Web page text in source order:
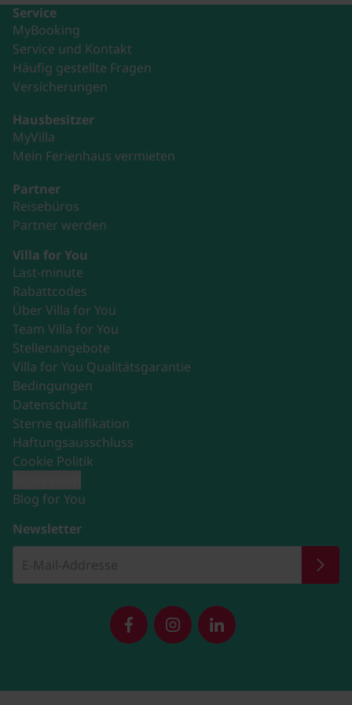
Service
MyBooking
Service und Kontakt
Häufig gestellte Fragen
Versicherungen
Hausbesitzer
MyVilla
Mein Ferienhaus vermieten
Partner
Reisebüros
Partner werden
Villa for You
Last-minute
Rabattcodes
Über Villa for You
Team Villa for You
Stellenangebote
Villa for You Qualitätsgarantie
Bedingungen
Datenschutz
Sterne qualifikation
Haftungsausschluss
Cookie Politik
Blog for You
Newsletter